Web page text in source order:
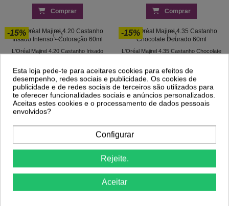
Comprar Comprar
-15%
L'Oréal Majirel 4.20 Castanho Irisado
9,82 € 11,55 €
Comprar
-15%
L'Oréal Majirel 4.35 Castanho Chocolate
9,82 €11,55 €
Comprar
1 2 3
Coloração L'Oreal | Coloração e
Coloração Loreal para Cabelo Pintado. Tinta Cabelo
LOreal, as cores super vibrantes para resultados suaves e
Esta loja pede-te para aceitares cookies para efeitos de
desempenho, redes sociais e publicidade. Os cookies de
publicidade e de redes sociais de terceiros são utilizados para
te oferecer funcionalidades sociais e anúncios personalizados.
Aceitas estes cookies e o processamento de dados pessoais
envolvidos?
Configurar
Rejeite.
Aceitar